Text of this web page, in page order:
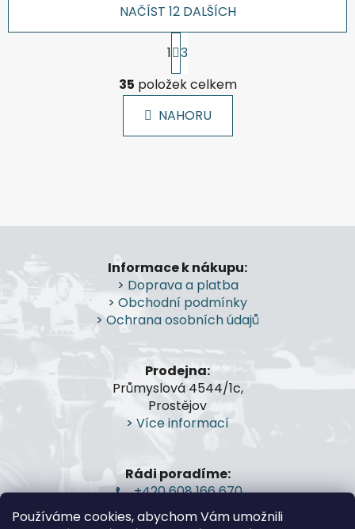
Používáme cookies, abychom Vám umožnili
O
v
l
á
d
r
k
y
v
ý
s
u
NAČÍST 12 DALŠÍCH
S
t
r
á
n
k
1 3
35 položek celkem
NAHORU
p
a
Informace k nákupu:
> Doprava a platba
> Obchodní podmínky
> Ochrana osobních údajů
Prodejna:
Průmyslová 4544/1c,
Prostějov
> Více informací
Rádi poradíme:
+420 608 166 670
gsa@gsa-shop.cz